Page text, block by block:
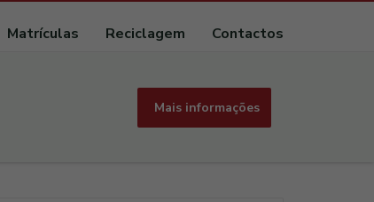
Matrículas Reciclagem Contactos
Mais informações